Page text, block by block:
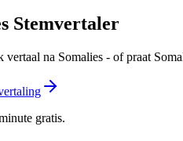
Stemvertaler
vertaal na Somalies - of praat
gratis.